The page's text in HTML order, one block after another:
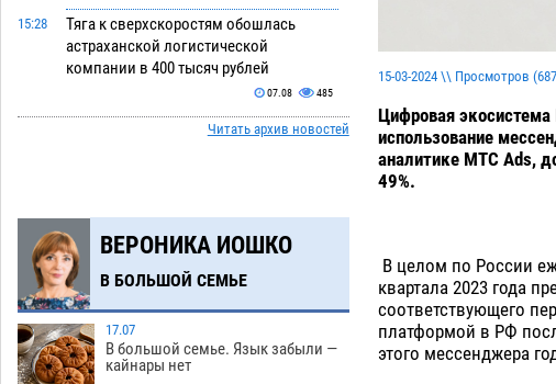
15:28
Тяга к сверхскоростям обошлась
астраханской логистической
компании в 400 тысяч рублей
07.08 485
Астраханские кутилы сменили барные
14:09
С 11 августа астраханские водоемы
обеспечат притоком в семь тысяч
кубов
13:29
Астраханский аэропорт попробует
отбиться от ворон в апелляционном
суде
07.08 495
Читать архив новостей
ВЕРОНИКА ИОШКО
В БОЛЬШОЙ СЕМЬЕ
17.07
В большой семье. Язык забыли —
кайнары нет
15-03-2024 \\ Просмотров (687
Цифровая
использование
аналитике МТС Ads,
49%.
В целом по России
квартала 2023 года
соответствующего
платформой в РФ
этого мессенджера